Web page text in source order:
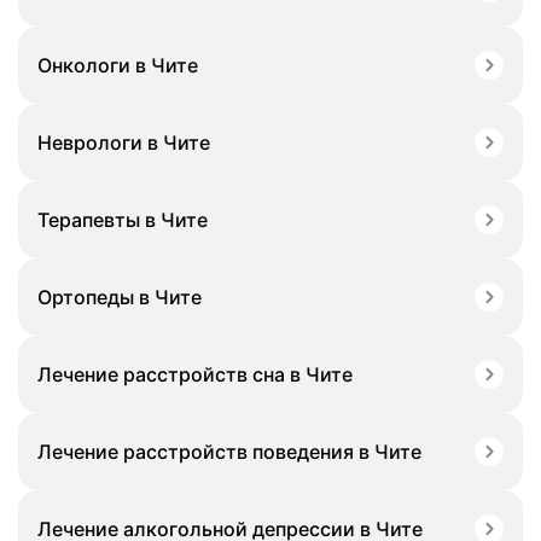
Онкологи в Чите
Неврологи в Чите
Терапевты в Чите
Ортопеды в Чите
Лечение расстройств сна в Чите
Лечение расстройств поведения в Чите
Лечение алкогольной депрессии в Чите